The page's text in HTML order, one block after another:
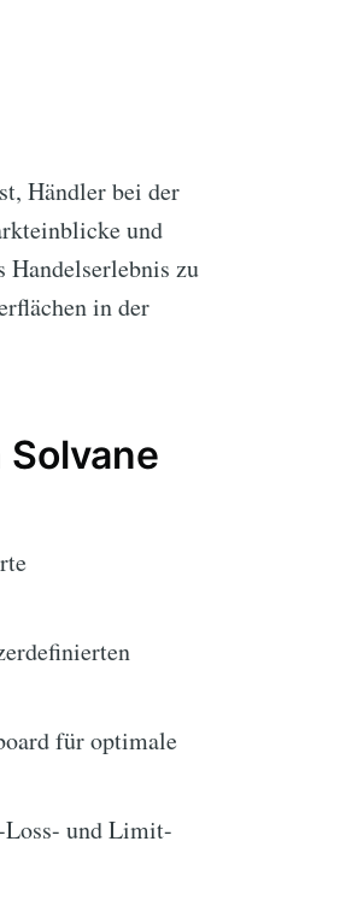
Händler bei der
und
Handelserlebnis zu
in der
für optimale
und Limit-